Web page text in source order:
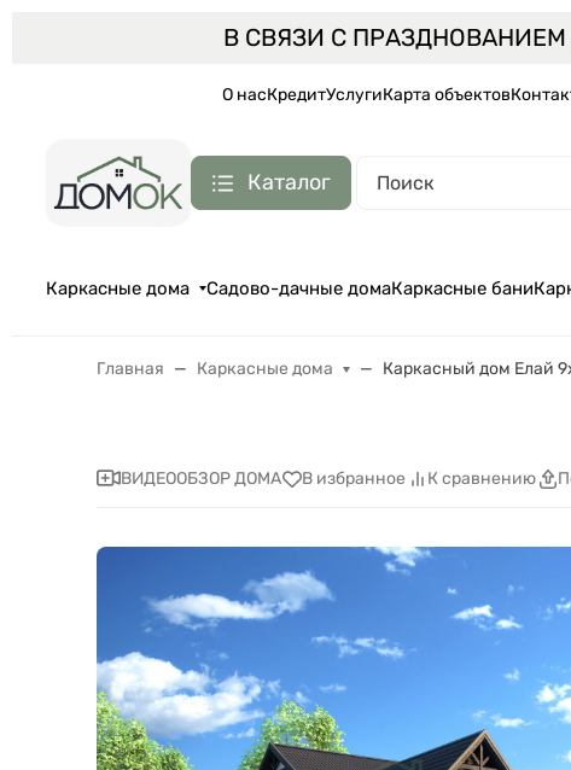
В СВЯЗИ С
О насКредитУслугиКарта объектов
Каталог
Каркасные дома Садово-дачные домаКаркасные бани
Главная Каркасные дома Каркасный дом Елай
ВИДЕООБЗОР ДОМА В избранное К сравнению